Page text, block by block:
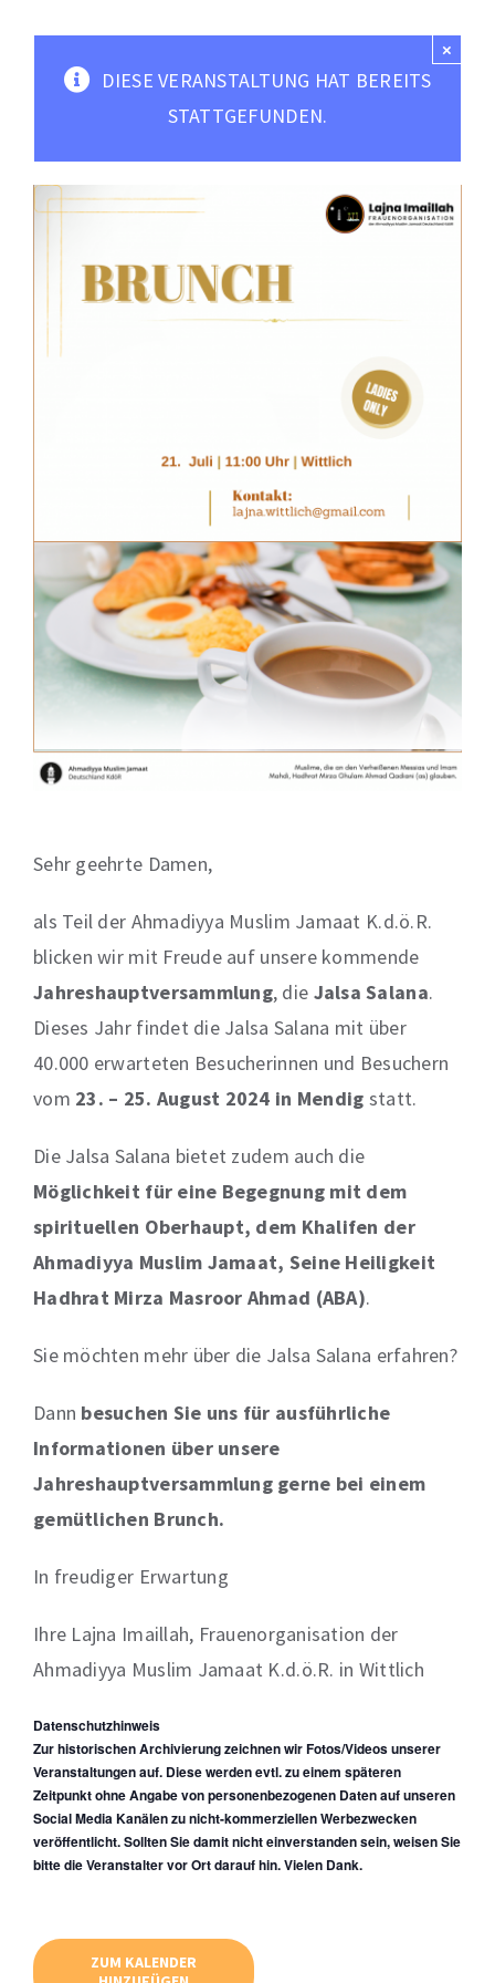
DIESE VERANSTALTUNG HAT BEREITS
STATTGEFUNDEN.
×
Sehr geehrte Damen,
als Teil der Ahmadiyya Muslim Jamaat K.d.ö.R.
blicken wir mit Freude auf unsere kommende
Jahreshauptversammlung, die Jalsa Salana.
Dieses Jahr findet die Jalsa Salana mit über
40.000 erwarteten Besucherinnen und Besuchern
vom 23. – 25. August 2024 in Mendig statt.
Die Jalsa Salana bietet zudem auch die
Möglichkeit für eine Begegnung mit dem
spirituellen Oberhaupt, dem Khalifen der
Ahmadiyya Muslim Jamaat, Seine Heiligkeit
Hadhrat Mirza Masroor Ahmad (ABA).
Sie möchten mehr über die Jalsa Salana erfahren?
Dann besuchen Sie uns für ausführliche
Informationen über unsere
Jahreshauptversammlung gerne bei einem
gemütlichen Brunch.
In freudiger Erwartung
Ihre Lajna Imaillah, Frauenorganisation der
Ahmadiyya Muslim Jamaat K.d.ö.R. in Wittlich
Datenschutzhinweis
Zur historischen Archivierung zeichnen wir Fotos/Videos unserer
Veranstaltungen auf. Diese werden evtl. zu einem späteren
Zeitpunkt ohne Angabe von personenbezogenen Daten auf unseren
Social Media Kanälen zu nicht-kommerziellen Werbezwecken
veröffentlicht. Sollten Sie damit nicht einverstanden sein, weisen Sie
bitte die Veranstalter vor Ort darauf hin. Vielen Dank.
ZUM KALENDER